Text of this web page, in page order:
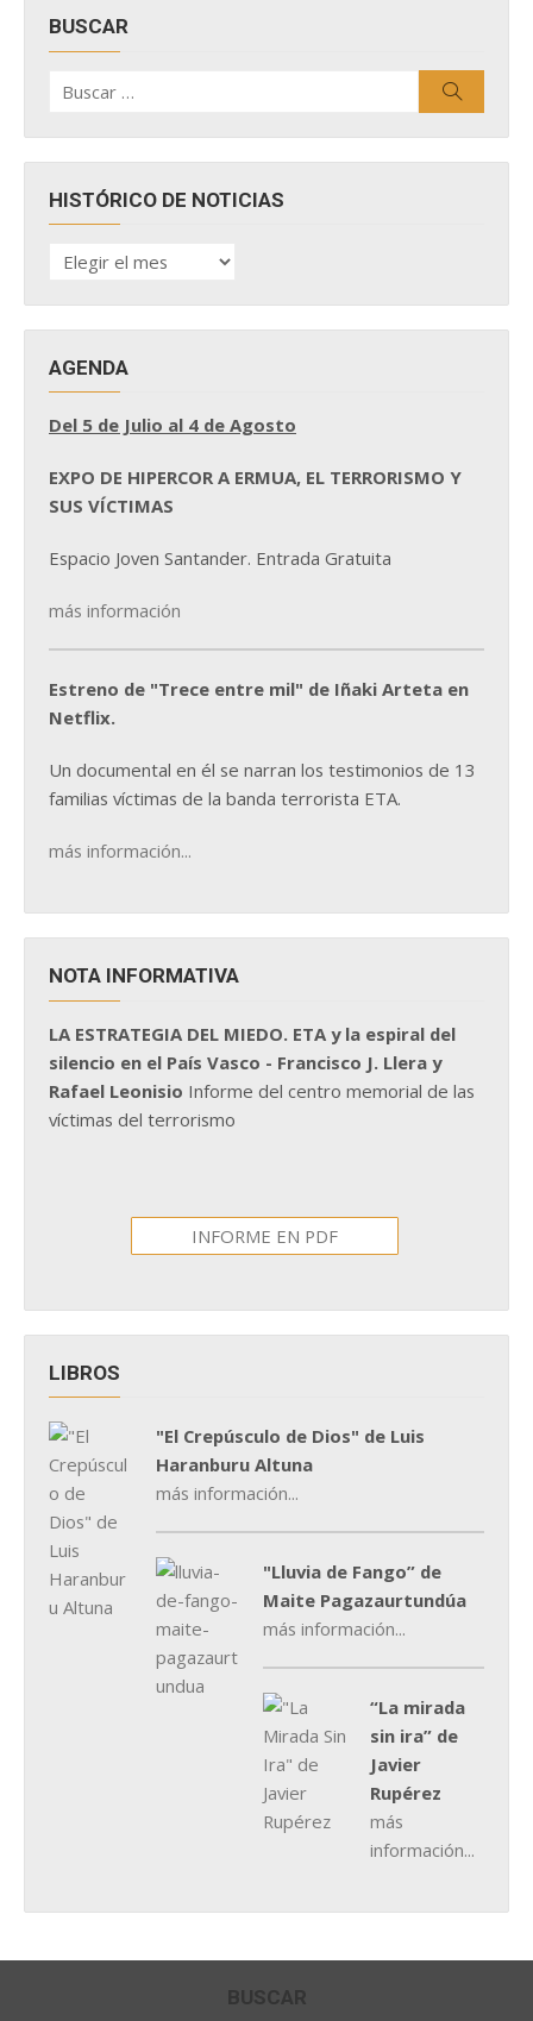
BUSCAR
por:
HISTÓRICO DE NOTICIAS
HISTÓRICO
DE
AGENDA
Del 5 de Julio al 4 de Agosto
EXPO DE HIPERCOR A ERMUA, EL TERRORISMO Y
SUS VÍCTIMAS
Espacio Joven Santander. Entrada Gratuita
más información
Estreno de "Trece entre mil" de Iñaki Arteta en
Netflix.
Un documental en él se narran los testimonios de 13
familias víctimas de la banda terrorista ETA.
más información...
NOTA INFORMATIVA
LA ESTRATEGIA DEL MIEDO. ETA y la espiral del
silencio en el País Vasco - Francisco J. Llera y
Rafael Leonisio Informe del centro memorial de las
víctimas del terrorismo
INFORME EN PDF
LIBROS
"El Crepúsculo de Dios" de Luis
Haranburu Altuna
más información...
"Lluvia de Fango” de
Maite Pagazaurtundúa
más información...
“La mirada
sin ira” de
Javier
Rupérez
más
información...
BUSCAR